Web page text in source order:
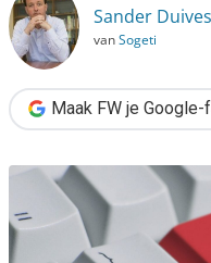
Sander
vanSogeti
Maak FW je